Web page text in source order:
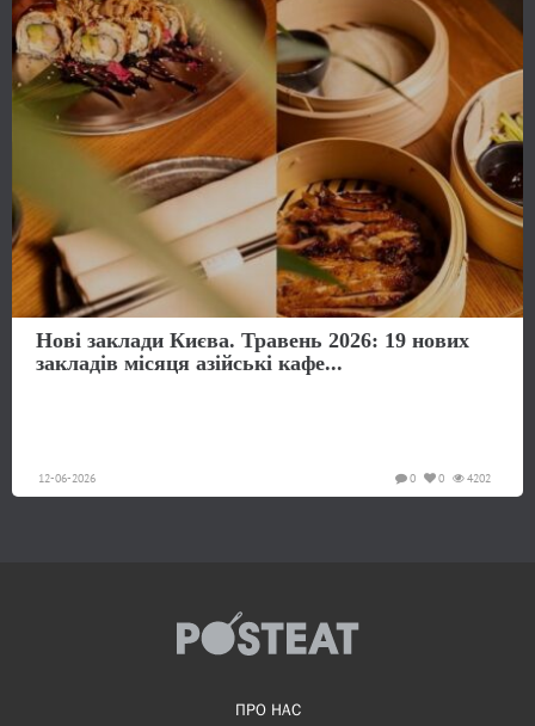
Нові заклади Києва. Травень 2026: 19 нових
закладів місяця азійські кафе...
12-06-2026 4202
0
0
ПРО НАС